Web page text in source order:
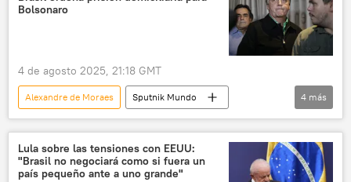
Luiz Inacio Lula da Silva
Bolsonaro
4 de agosto 2025, 21:18 GMT
Alexandre de Moraes
Sputnik Mundo
América Latina
política
Jair Bolsonaro
Brasil
4 más
Lula sobre las tensiones con EEUU:
"Brasil no negociará como si fuera un
país pequeño ante a uno grande"